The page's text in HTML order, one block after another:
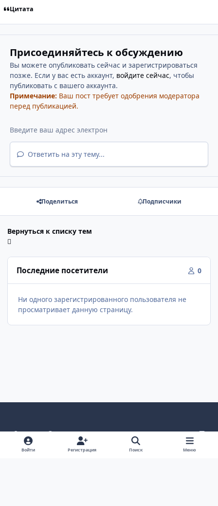
Цитата
Присоединяйтесь к обсуждению
Вы можете опубликовать сейчас и зарегистрироваться
позже. Если у вас есть аккаунт, войдите сейчас, чтобы
публиковать с вашего аккаунта.
Примечание: Ваш пост требует одобрения модератора
перед публикацией.
Ответить на эту тему...
Поделиться Подписчики
Вернуться к списку тем
Последние посетители 0
Ни одного зарегистрированного пользователя не
просматривает данную страницу.
Светлый режим
Темный режим
Как в системе
v
k
Политика конфиденциальности
Войти Регистрация Поиск Меню